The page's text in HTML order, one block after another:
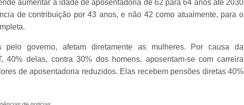
aumentar a idade de aposentadoria de 62 para 64 anos até 2030
de contribuição por 43 anos, e não 42 como atualmente, para o
pelo governo, afetam diretamente as mulheres. Por causa da
40% delas, contra 30% dos homens, aposentam-se com carreira
de aposentadoria reduzidos. Elas recebem pensões diretas 40%